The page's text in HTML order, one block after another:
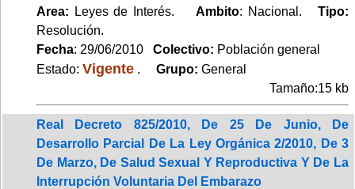
Area: Leyes de Interés.Ambito: Nacional.Tipo:
Resolución.
Fecha: 29/06/2010 Colectivo: Población general
Estado: Vigente . Grupo: General
Tamaño:15 kb
Real Decreto 825/2010, De 25 De Junio, De
Desarrollo Parcial De La Ley Orgánica 2/2010, De 3
De Marzo, De Salud Sexual Y Reproductiva Y De La
Interrupción Voluntaria Del Embarazo